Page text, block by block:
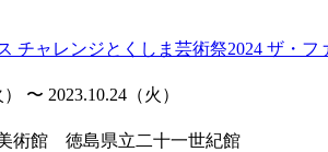
チャレンジとくしま芸術祭2024 ザ・フ
〜 2023.10.24（火）
術館 徳島県立二十一世紀館